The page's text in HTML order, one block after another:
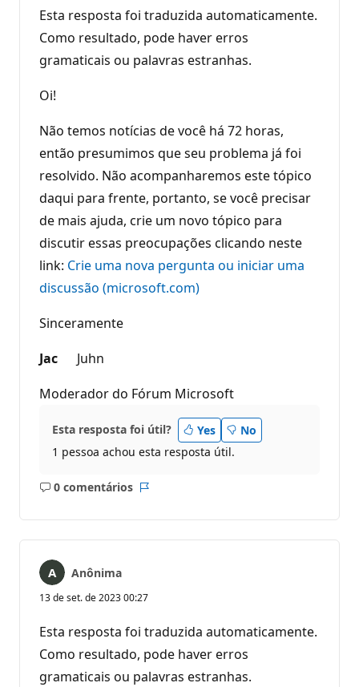
Esta resposta foi traduzida automaticamente.
Como resultado, pode haver erros
gramaticais ou palavras estranhas.
Oi!
Não temos notícias de você há 72 horas,
então presumimos que seu problema já foi
resolvido. Não acompanharemos este tópico
daqui para frente, portanto, se você precisar
de mais ajuda, crie um novo tópico para
discutir essas preocupações clicando neste
link: Crie uma nova pergunta ou iniciar uma
discussão (microsoft.com)
Sinceramente
Jac Juhn
Moderador do Fórum Microsoft
Esta resposta foi útil? Yes
No
1 pessoa achou esta resposta útil.
0 comentários
Sem
Anônima
13 de set. de 2023 00:27
Esta resposta foi traduzida automaticamente.
Como resultado, pode haver erros
gramaticais ou palavras estranhas.